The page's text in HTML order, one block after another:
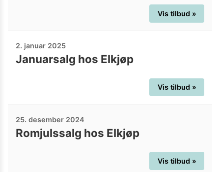
Vis tilbud »
2. januar 2025
Januarsalg hos Elkjøp
Vis tilbud »
25. desember 2024
Romjulssalg hos Elkjøp
Vis tilbud »